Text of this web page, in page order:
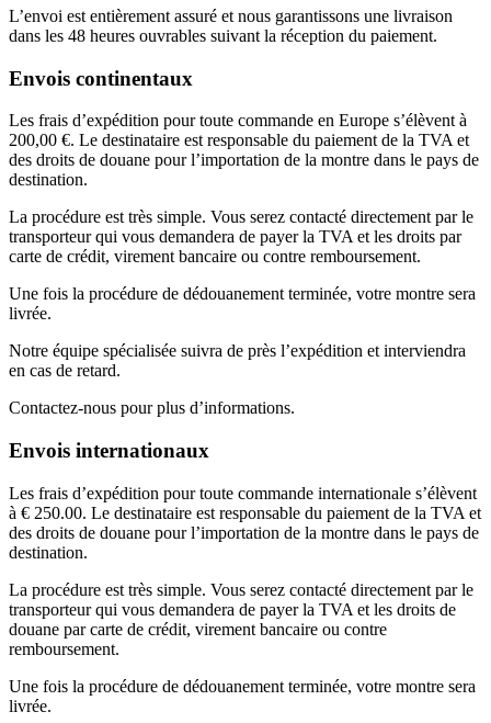
L’envoi est entièrement assuré et nous garantissons une livraison
dans les 48 heures ouvrables suivant la réception du paiement.
Envois continentaux
Les frais d’expédition pour toute commande en Europe s’élèvent à
200,00 €. Le destinataire est responsable du paiement de la TVA et
des droits de douane pour l’importation de la montre dans le pays de
destination.
La procédure est très simple. Vous serez contacté directement par le
transporteur qui vous demandera de payer la TVA et les droits par
carte de crédit, virement bancaire ou contre remboursement.
Une fois la procédure de dédouanement terminée, votre montre sera
livrée.
Notre équipe spécialisée suivra de près l’expédition et interviendra
en cas de retard.
Contactez-nous pour plus d’informations.
Envois internationaux
Les frais d’expédition pour toute commande internationale s’élèvent
à € 250.00. Le destinataire est responsable du paiement de la TVA et
des droits de douane pour l’importation de la montre dans le pays de
destination.
La procédure est très simple. Vous serez contacté directement par le
transporteur qui vous demandera de payer la TVA et les droits de
douane par carte de crédit, virement bancaire ou contre
remboursement.
Une fois la procédure de dédouanement terminée, votre montre sera
livrée.